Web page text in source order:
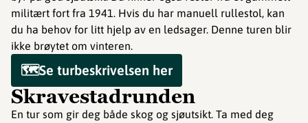
militært fort fra 1941. Hvis du har manuell rullestol, kan
du ha behov for litt hjelp av en ledsager. Denne turen blir
ikke brøytet om vinteren.
🗺️Se turbeskrivelsen her
Skravestadrunden
En tur som gir deg både skog og sjøutsikt. Ta med deg